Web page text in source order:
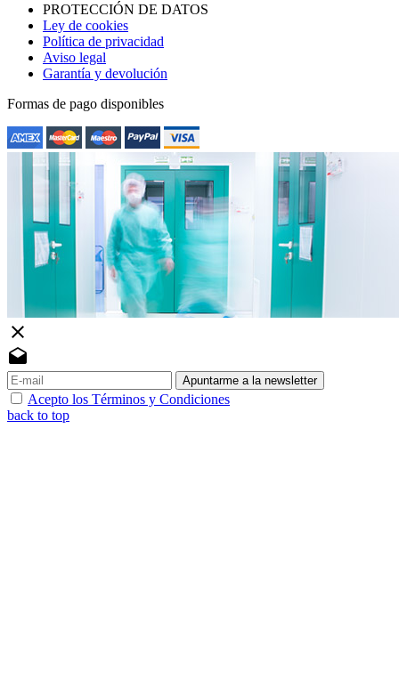
PROTECCIÓN DE DATOS
Ley de cookies
Política de privacidad
Aviso legal
Garantía y devolución
Formas de pago disponibles
close
drafts
Apuntarme a la newsletter
Acepto los Términos y Condiciones
back to top